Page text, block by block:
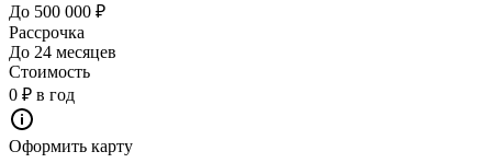
До 500 000 ₽
Рассрочка
До 24 месяцев
Стоимость
0 ₽ в год
Оформить карту